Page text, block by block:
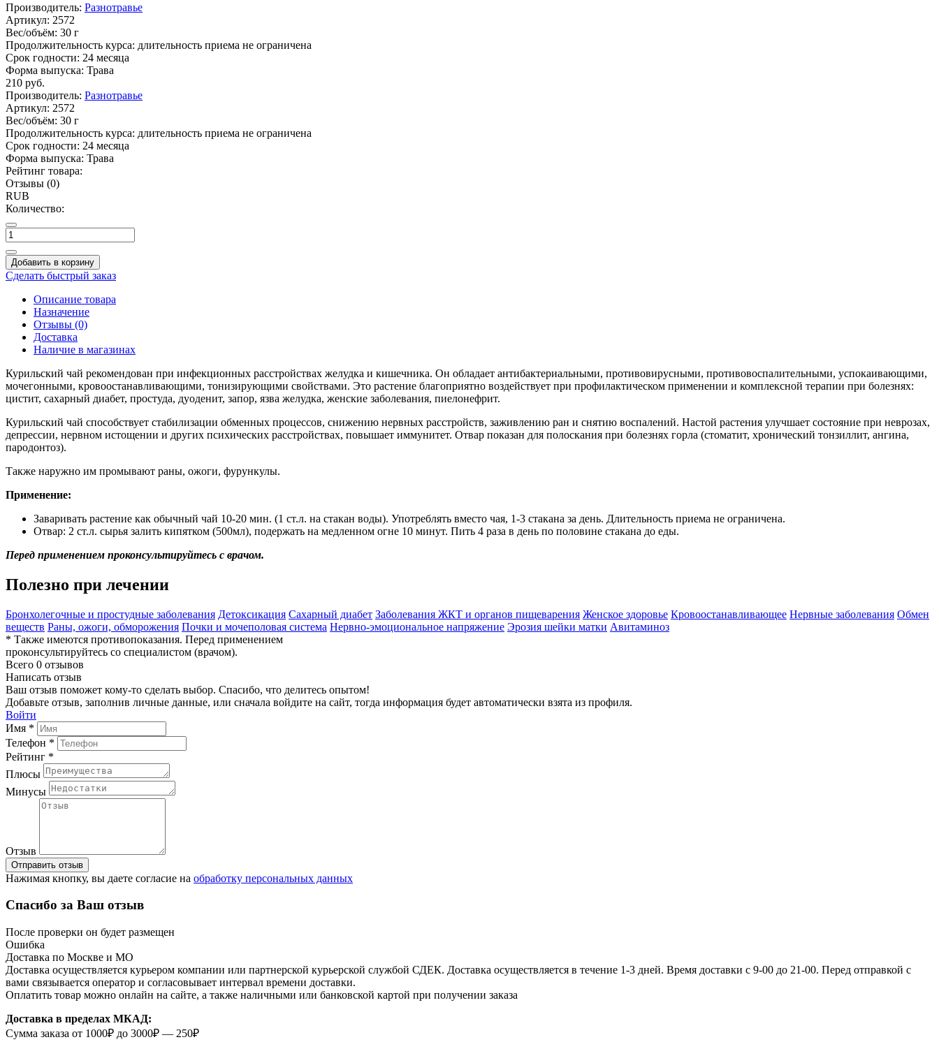
Производитель: Разнотравье
Артикул: 2572
Вес/объём: 30 г
Продолжительность курса: длительность приема не ограничена
Срок годности: 24 месяца
Форма выпуска: Трава
210 руб.
Производитель: Разнотравье
Артикул: 2572
Вес/объём: 30 г
Продолжительность курса: длительность приема не ограничена
Срок годности: 24 месяца
Форма выпуска: Трава
Рейтинг товара:
Отзывы (0)
RUB
Количество:
Добавить в корзину
Сделать быстрый заказ
Описание товара
Назначение
Отзывы (0)
Доставка
Наличие в магазинах
Курильский чай рекомендован при инфекционных расстройствах желудка и кишечника. Он обладает антибактериальными, противовирусными, противовоспалительными, успокаивающими,
мочегонными, кровоостанавливающими, тонизирующими свойствами. Это растение благоприятно воздействует при профилактическом применении и комплексной терапии при болезнях:
цистит, сахарный диабет, простуда, дуоденит, запор, язва желудка, женские заболевания, пиелонефрит.
Курильский чай способствует стабилизации обменных процессов, снижению нервных расстройств, заживлению ран и снятию воспалений. Настой растения улучшает состояние при неврозах,
депрессии, нервном истощении и других психических расстройствах, повышает иммунитет. Отвар показан для полоскания при болезнях горла (стоматит, хронический тонзиллит, ангина,
пародонтоз).
Также наружно им промывают раны, ожоги, фурункулы.
Применение:
Заваривать растение как обычный чай 10-20 мин. (1 ст.л. на стакан воды). Употреблять вместо чая, 1-3 стакана за день. Длительность приема не ограничена.
Отвар: 2 ст.л. сырья залить кипятком (500мл), подержать на медленном огне 10 минут. Пить 4 раза в день по половине стакана до еды.
Перед применением проконсультируйтесь с врачом.
Полезно при лечении
Бронхолегочные и простудные заболевания Детоксикация Сахарный диабет Заболевания ЖКТ и органов пищеварения Женское здоровье Кровоостанавливающее Нервные заболевания Обмен
веществ Раны, ожоги, обморожения Почки и мочеполовая система Нервно-эмоциональное напряжение Эрозия шейки матки Авитаминоз
* Также имеются противопоказания. Перед применением
проконсультируйтесь со специалистом (врачом).
Всего 0 отзывов
Написать отзыв
Ваш отзыв поможет кому-то сделать выбор. Спасибо, что делитесь опытом!
Добавьте отзыв, заполнив личные данные, или сначала войдите на сайт, тогда информация будет автоматически взята из профиля.
Войти
Имя *
Телефон *
Рейтинг *
Плюсы
Минусы
Отзыв
Отправить отзыв
Нажимая кнопку, вы даете согласие на обработку персональных данных
Спасибо за Ваш отзыв
После проверки он будет размещен
Ошибка
Доставка по Москве и МО
Доставка осуществляется курьером компании или партнерской курьерской службой СДЕК. Доставка осуществляется в течение 1-3 дней. Время доставки с 9-00 до 21-00. Перед отправкой с
вами связывается оператор и согласовывает интервал времени доставки.
Оплатить товар можно онлайн на сайте, а также наличными или банковской картой при получении заказа
Доставка в пределах МКАД:
Сумма заказа от 1000₽ до 3000₽ — 250₽